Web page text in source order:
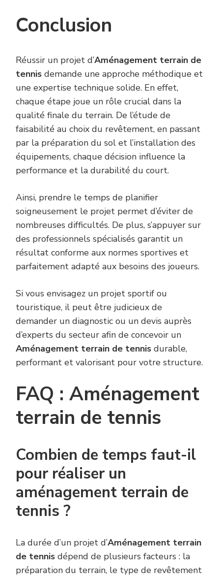
Conclusion
Réussir un projet d’Aménagement terrain de
tennis demande une approche méthodique et
une expertise technique solide. En effet,
chaque étape joue un rôle crucial dans la
qualité finale du terrain. De l’étude de
faisabilité au choix du revêtement, en passant
par la préparation du sol et l’installation des
équipements, chaque décision influence la
performance et la durabilité du court.
Ainsi, prendre le temps de planifier
soigneusement le projet permet d’éviter de
nombreuses difficultés. De plus, s’appuyer sur
des professionnels spécialisés garantit un
résultat conforme aux normes sportives et
parfaitement adapté aux besoins des joueurs.
Si vous envisagez un projet sportif ou
touristique, il peut être judicieux de
demander un diagnostic ou un devis auprès
d’experts du secteur afin de concevoir un
Aménagement terrain de tennis durable,
performant et valorisant pour votre structure.
FAQ : Aménagement
terrain de tennis
Combien de temps faut-il
pour réaliser un
aménagement terrain de
tennis ?
La durée d’un projet d’Aménagement terrain
de tennis dépend de plusieurs facteurs : la
préparation du terrain, le type de revêtement